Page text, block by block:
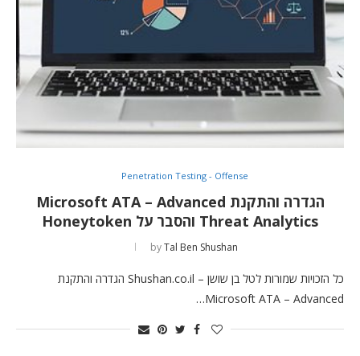
Penetration Testing - Offense
הגדרה והתקנת Microsoft ATA – Advanced
Threat Analytics והסבר על Honeytoken
byTal Ben Shushan
כל הזכויות שמורות לטל בן שושן – Shushan.co.il הגדרה והתקנת
Microsoft ATA – Advanced…